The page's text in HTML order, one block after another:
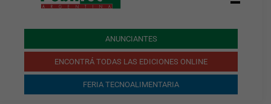
ANUNCIANTES
ENCONTRÁ TODAS LAS EDICIONES ONLINE
FERIA TECNOALIMENTARIA